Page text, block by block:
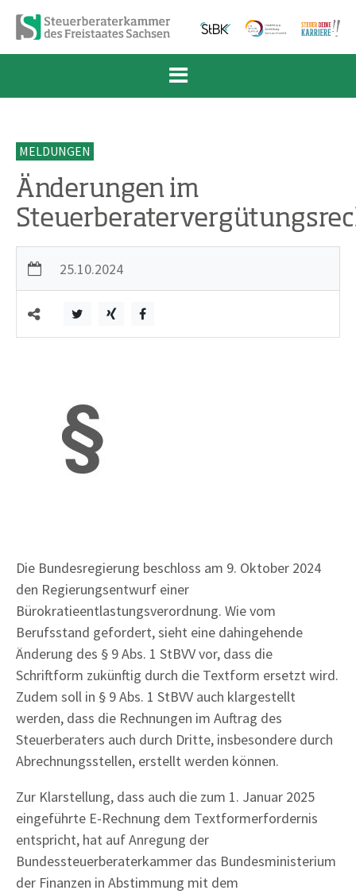
Zum Inhalt springen
Zur Navigation springen
Zum Fußbereich und Kontakt springen
MELDUNGEN
Änderungen im
25.10.2024
Die Bundesregierung beschloss am 9. Oktober 2024
den Regierungsentwurf einer
Bürokratieentlastungsverordnung. Wie vom
Berufsstand gefordert, sieht eine dahingehende
Änderung des § 9 Abs. 1 StBVV vor, dass die
Schriftform zukünftig durch die Textform ersetzt wird.
Zudem soll in § 9 Abs. 1 StBVV auch klargestellt
werden, dass die Rechnungen im Auftrag des
Steuerberaters auch durch Dritte, insbesondere durch
Abrechnungsstellen, erstellt werden können.
Zur Klarstellung, dass auch die zum 1. Januar 2025
eingeführte E-Rechnung dem Textformerfordernis
entspricht, hat auf Anregung der
Bundessteuerberaterkammer das Bundesministerium
der Finanzen in Abstimmung mit dem